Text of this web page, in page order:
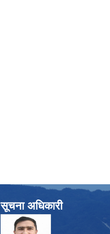
सूचना अधिकारी